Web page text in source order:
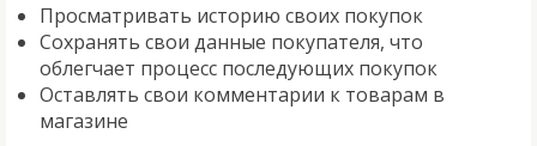
Просматривать историю своих покупок
Сохранять свои данные покупателя, что
облегчает процесс последующих покупок
Оставлять свои комментарии к товарам в
магазине